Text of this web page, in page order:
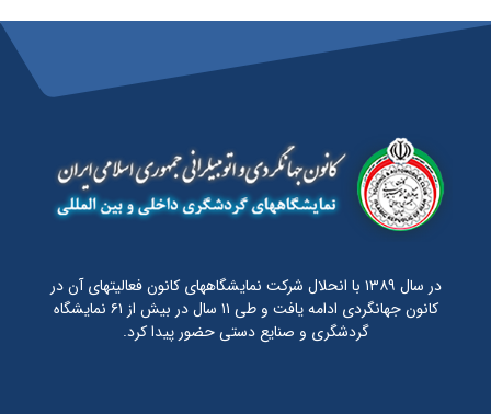
در سال ۱۳۸۹ با انحلال شرکت نمایشگاههای کانون فعالیتهای آن در
کانون جهانگردی ادامه یافت و طی ۱۱ سال در بیش از ۶۱ نمایشگاه
گردشگری و صنایع دستی حضور پیدا کرد.